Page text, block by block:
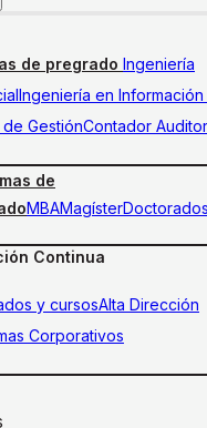
de pregrado Ingeniería
Ingeniería en
GestiónContador Auditor
de
MBAMagísterDoctorados
Continua
y cursosAlta Dirección
Corporativos